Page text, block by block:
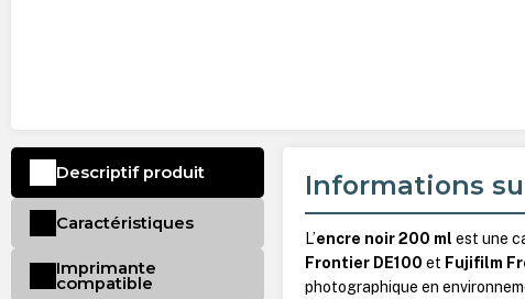
Informations
L’encre noir 200 ml est une
Frontier DE100 et Fujifilm
photographique en
Descriptif produit
Caractéristiques
Imprimante
compatible